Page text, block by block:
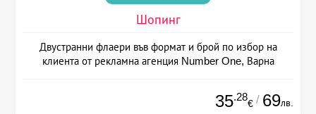
Шопинг
Двустранни флаери във формат и брой по избор на
клиента от рекламна агенция Number One, Варна
35.28
€ / 69лв.